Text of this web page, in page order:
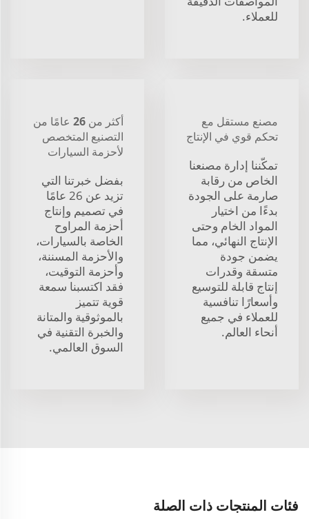
للعملاء.
مصنع مستقل مع
تحكم قوي في الإنتاج
تمكّننا إدارة مصنعنا
الخاص من رقابة
صارمة على الجودة
بدءًا من اختيار
المواد الخام وحتى
الإنتاج النهائي، مما
يضمن جودة
متسقة وقدرات
إنتاج قابلة للتوسيع
وأسعارًا تنافسية
للعملاء في جميع
أنحاء العالم.
أكثر من 26 عامًا من
التصنيع المتخصص
لأحزمة السيارات
بفضل خبرتنا التي
تزيد عن 26 عامًا
في تصميم وإنتاج
أحزمة المراوح
الخاصة بالسيارات،
والأحزمة المسننة،
وأحزمة التوقيت،
فقد اكتسبنا سمعة
قوية تتميز
بالموثوقية والمتانة
والخبرة التقنية في
السوق العالمي.
فئات المنتجات ذات الصلة